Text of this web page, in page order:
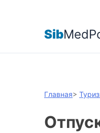
Sib
Главная>